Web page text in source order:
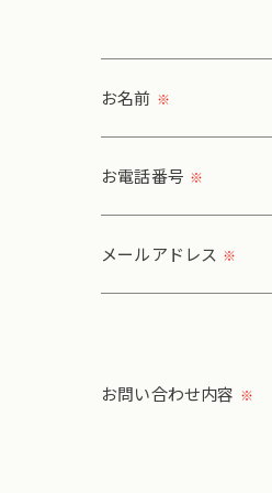
当社では、利用目
これらの委託先に
当社では、個人情
＜個人情報を与え
必要な情報を頂け
当社では、お客様
お名前 ※
お電話番号 ※
メールアドレス ※
お問い合わせ内容 ※